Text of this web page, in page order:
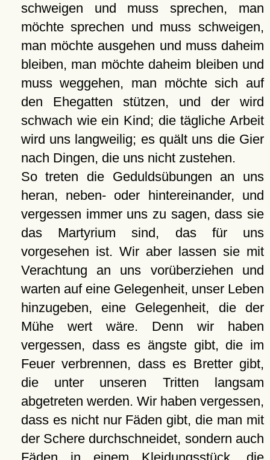
schweigen und muss sprechen, man
möchte sprechen und muss schweigen,
man möchte ausgehen und muss daheim
bleiben, man möchte daheim bleiben und
muss weggehen, man möchte sich auf
den Ehegatten stützen, und der wird
schwach wie ein Kind; die tägliche Arbeit
wird uns langweilig; es quält uns die Gier
nach Dingen, die uns nicht zustehen.
So treten die Geduldsübungen an uns
heran, neben- oder hintereinander, und
vergessen immer uns zu sagen, dass sie
das Martyrium sind, das für uns
vorgesehen ist. Wir aber lassen sie mit
Verachtung an uns vorüberziehen und
warten auf eine Gelegenheit, unser Leben
hinzugeben, eine Gelegenheit, die der
Mühe wert wäre. Denn wir haben
vergessen, dass es ängste gibt, die im
Feuer verbrennen, dass es Bretter gibt,
die unter unseren Tritten langsam
abgetreten werden. Wir haben vergessen,
dass es nicht nur Fäden gibt, die man mit
der Schere durchschneidet, sondern auch